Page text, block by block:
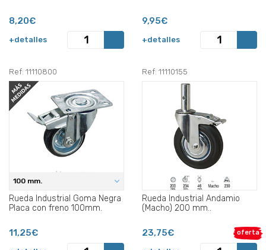
8,20€
+detalles
9,95€
+detalles
Ref: 11110800
100 mm.
Rueda Industrial Goma Negra
Placa con freno 100mm.
11,25€
Ref: 11110155
Rueda Industrial Andamio
(Macho) 200 mm..
oferta
23,75€